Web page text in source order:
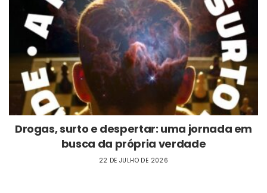
Drogas, surto e despertar: uma jornada em
busca da própria verdade
22 DE JULHO DE 2026